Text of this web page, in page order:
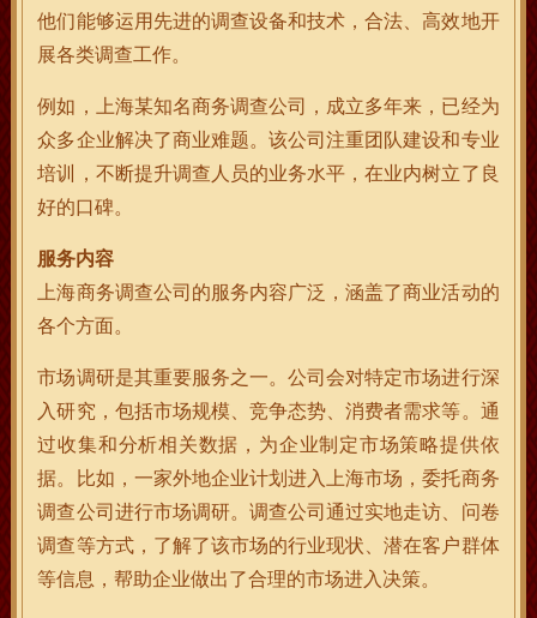
他们能够运用先进的调查设备和技术，合法、高效地开
展各类调查工作。
例如，上海某知名商务调查公司，成立多年来，已经为
众多企业解决了商业难题。该公司注重团队建设和专业
培训，不断提升调查人员的业务水平，在业内树立了良
好的口碑。
服务内容
上海商务调查公司的服务内容广泛，涵盖了商业活动的
各个方面。
市场调研是其重要服务之一。公司会对特定市场进行深
入研究，包括市场规模、竞争态势、消费者需求等。通
过收集和分析相关数据，为企业制定市场策略提供依
据。比如，一家外地企业计划进入上海市场，委托商务
调查公司进行市场调研。调查公司通过实地走访、问卷
调查等方式，了解了该市场的行业现状、潜在客户群体
等信息，帮助企业做出了合理的市场进入决策。